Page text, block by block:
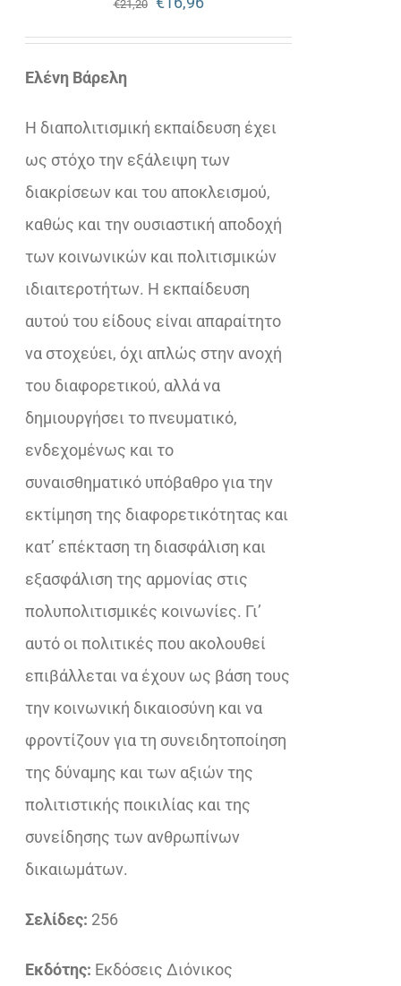
€21,20
price
τρέχουσα
€16,96.
Ελένη Βάρελη
Η διαπολιτισμική εκπαίδευση έχει
ως στόχο την εξάλειψη των
διακρίσεων και του αποκλεισμού,
καθώς και την ουσιαστική αποδοχή
των κοινωνικών και πολιτισμικών
ιδιαιτεροτήτων. Η εκπαίδευση
αυτού του είδους είναι απαραίτητο
να στοχεύει, όχι απλώς στην ανοχή
του διαφορετικού, αλλά να
δημιουργήσει το πνευματικό,
ενδεχομένως και το
συναισθηματικό υπόβαθρο για την
εκτίμηση της διαφορετικότητας και
κατ’ επέκταση τη διασφάλιση και
εξασφάλιση της αρμονίας στις
πολυπολιτισμικές κοινωνίες. Γι’
αυτό οι πολιτικές που ακολουθεί
επιβάλλεται να έχουν ως βάση τους
την κοινωνική δικαιοσύνη και να
φροντίζουν για τη συνειδητοποίηση
της δύναμης και των αξιών της
πολιτιστικής ποικιλίας και της
συνείδησης των ανθρωπίνων
δικαιωμάτων.
Σελίδες: 256
Εκδότης: Εκδόσεις Διόνικος